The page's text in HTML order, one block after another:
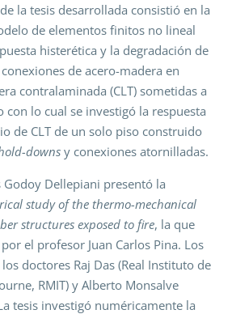
la tesis desarrollada consistió en la
de elementos finitos no lineal
histerética y la degradación de
de acero-madera en
contralaminada (CLT) sometidas a
con lo cual se investigó la respuesta
de CLT de un solo piso construido
downsy conexiones atornilladas.
Godoy Dellepiani presentó la
study of the thermo-mechanical
structures exposed to fire, la que
el profesor Juan Carlos Pina. Los
doctores Raj Das (Real Instituto de
RMIT) y Alberto Monsalve
tesis investigó numéricamente la